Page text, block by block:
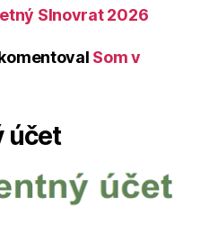
Slnovrat 2026
Som v
účet